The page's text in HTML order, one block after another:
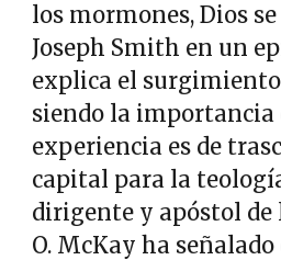
los mormones, Dios
Joseph Smith en un
explica el surgimiento
siendo la importancia
experiencia es de
capital para la
dirigente y apóstol de
O. McKay ha